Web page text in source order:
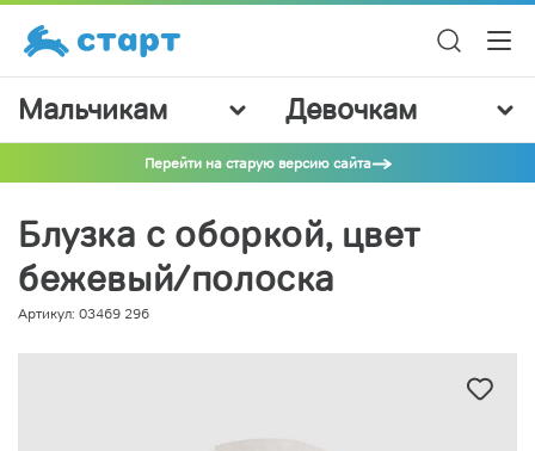
Мальчикам Девочкам
Перейти на старую версию сайта
Блузка с оборкой, цвет
бежевый/полоска
Артикул: 03469 296